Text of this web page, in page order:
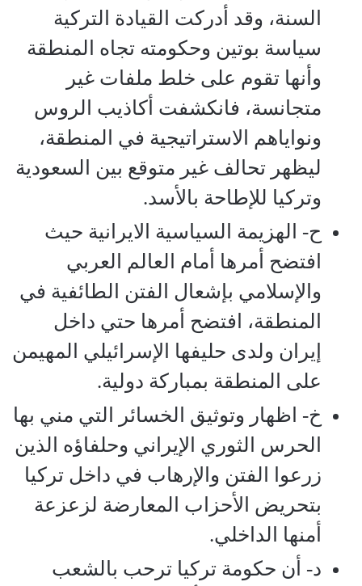
السنة، وقد أدركت القيادة التركية
سياسة بوتين وحكومته تجاه المنطقة
وأنها تقوم على خلط ملفات غير
متجانسة، فانكشفت أكاذيب الروس
ونواياهم الاستراتيجية في المنطقة،
ليظهر تحالف غير متوقع بين السعودية
وتركيا للإطاحة بالأسد.
ح‌- الهزيمة السياسية الايرانية حيث
افتضح أمرها أمام العالم العربي
والإسلامي بإشعال الفتن الطائفية في
المنطقة، افتضح أمرها حتي داخل
إيران ولدى حليفها الإسرائيلي المهيمن
على المنطقة بمباركة دولية.
خ‌- اظهار وتوثيق الخسائر التي مني بها
الحرس الثوري الإيراني وحلفاؤه الذين
زرعوا الفتن والإرهاب في داخل تركيا
بتحريض الأحزاب المعارضة لزعزعة
أمنها الداخلي.
د‌- أن حكومة تركيا ترحب بالشعب